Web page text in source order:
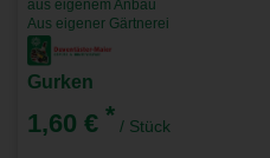
aus eigenem Anbau
Aus eigener Gärtnerei
Gurken
1,60 € * / Stück